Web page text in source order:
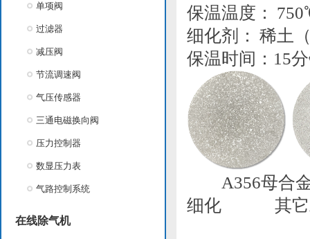
单项阀
过滤器
减压阀
节流调速阀
气压传感器
三通电磁换向阀
压力控制器
数显压力表
气路控制系统
在线除气机
保温温度：
细化剂： 稀
保温时间：15
A356母合
细化 其它